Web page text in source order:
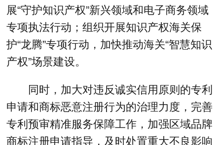
展“守护知识产权”新兴领域和电子商务领域
专项执法行动；组织开展知识产权海关保
护“龙腾”专项行动，加快推动海关“智慧知识
产权”场景建设。
同时，加大对违反诚实信用原则的专利
申请和商标恶意注册行为的治理力度，完善
专利预审精准服务保障工作，加强区域品牌
商标注册申请指导，及时处置重大不良影响